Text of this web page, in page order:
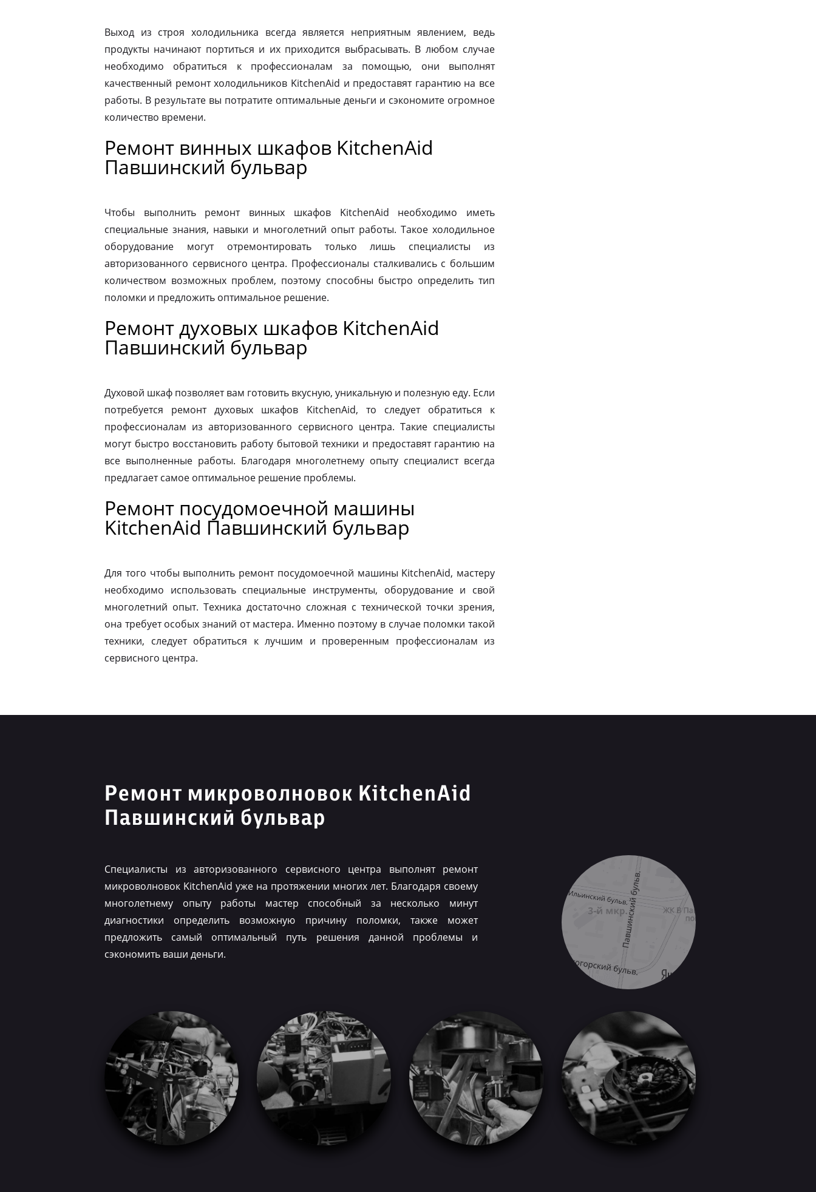
Выход из строя холодильника всегда является неприятным явлением, ведь
продукты начинают портиться и их приходится выбрасывать. В любом случае
необходимо обратиться к профессионалам за помощью, они выполнят
качественный ремонт холодильников KitchenAid и предоставят гарантию на все
работы. В результате вы потратите оптимальные деньги и сэкономите огромное
количество времени.
Ремонт винных шкафов KitchenAid
Павшинский бульвар
Чтобы выполнить ремонт винных шкафов KitchenAid необходимо иметь
специальные знания, навыки и многолетний опыт работы. Такое холодильное
оборудование могут отремонтировать только лишь специалисты из
авторизованного сервисного центра. Профессионалы сталкивались с большим
количеством возможных проблем, поэтому способны быстро определить тип
поломки и предложить оптимальное решение.
Ремонт духовых шкафов KitchenAid
Павшинский бульвар
Духовой шкаф позволяет вам готовить вкусную, уникальную и полезную еду. Если
потребуется ремонт духовых шкафов KitchenAid, то следует обратиться к
профессионалам из авторизованного сервисного центра. Такие специалисты
могут быстро восстановить работу бытовой техники и предоставят гарантию на
все выполненные работы. Благодаря многолетнему опыту специалист всегда
предлагает самое оптимальное решение проблемы.
Ремонт посудомоечной машины
KitchenAid Павшинский бульвар
Для того чтобы выполнить ремонт посудомоечной машины KitchenAid, мастеру
необходимо использовать специальные инструменты, оборудование и свой
многолетний опыт. Техника достаточно сложная с технической точки зрения,
она требует особых знаний от мастера. Именно поэтому в случае поломки такой
техники, следует обратиться к лучшим и проверенным профессионалам из
сервисного центра.
Ремонт микроволновок KitchenAid
Павшинский бульвар
Специалисты из авторизованного сервисного центра выполнят ремонт
микроволновок KitchenAid уже на протяжении многих лет. Благодаря своему
многолетнему опыту работы мастер способный за несколько минут
диагностики определить возможную причину поломки, также может
предложить самый оптимальный путь решения данной проблемы и
сэкономить ваши деньги.